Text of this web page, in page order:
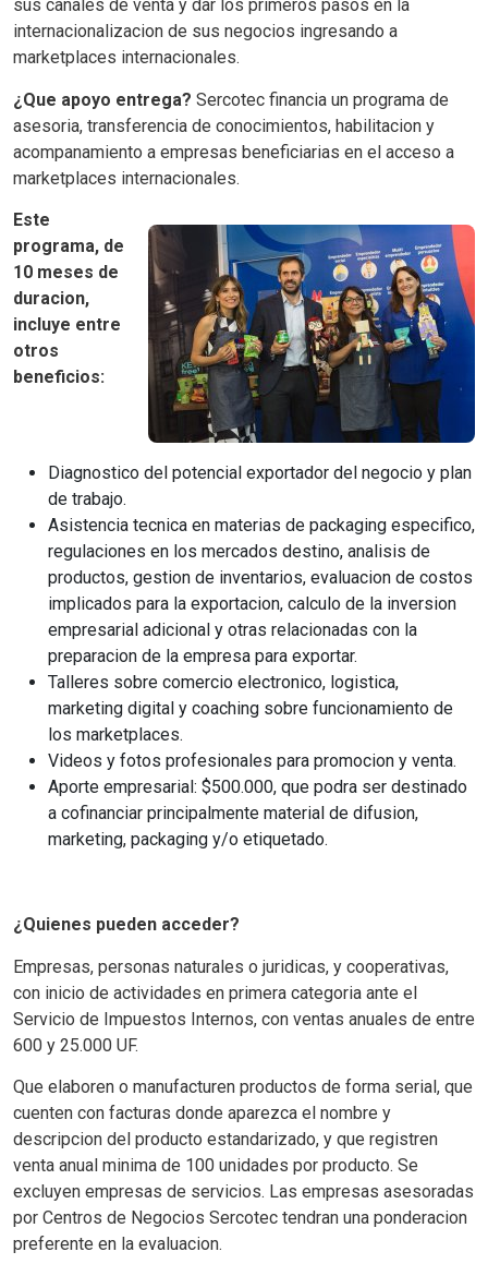
sus canales de venta y dar los primeros pasos en la
internacionalizacion de sus negocios ingresando a
marketplaces internacionales.
¿Que apoyo entrega? Sercotec financia un programa de
asesoria, transferencia de conocimientos, habilitacion y
acompanamiento a empresas beneficiarias en el acceso a
marketplaces internacionales.
Este
programa, de
10 meses de
duracion,
incluye entre
otros
beneficios:
Diagnostico del potencial exportador del negocio y plan
de trabajo.
Asistencia tecnica en materias de packaging especifico,
regulaciones en los mercados destino, analisis de
productos, gestion de inventarios, evaluacion de costos
implicados para la exportacion, calculo de la inversion
empresarial adicional y otras relacionadas con la
preparacion de la empresa para exportar.
Talleres sobre comercio electronico, logistica,
marketing digital y coaching sobre funcionamiento de
los marketplaces.
Videos y fotos profesionales para promocion y venta.
Aporte empresarial: $500.000, que podra ser destinado
a cofinanciar principalmente material de difusion,
marketing, packaging y/o etiquetado.
¿Quienes pueden acceder?
Empresas, personas naturales o juridicas, y cooperativas,
con inicio de actividades en primera categoria ante el
Servicio de Impuestos Internos, con ventas anuales de entre
600 y 25.000 UF.
Que elaboren o manufacturen productos de forma serial, que
cuenten con facturas donde aparezca el nombre y
descripcion del producto estandarizado, y que registren
venta anual minima de 100 unidades por producto. Se
excluyen empresas de servicios. Las empresas asesoradas
por Centros de Negocios Sercotec tendran una ponderacion
preferente en la evaluacion.